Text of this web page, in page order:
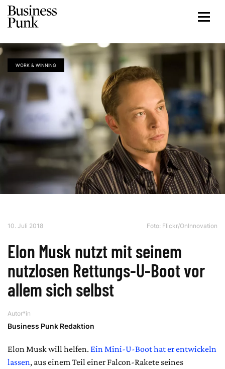
WORK & WINNING
10. Juli 2018 Foto: Flickr/OnInnovation
Elon Musk nutzt mit seinem
nutzlosen Rettungs-U-Boot vor
allem sich selbst
Autor*in
Business Punk Redaktion
Elon Musk will helfen. Ein Mini-U-Boot hat er entwickeln
lassen, aus einem Teil einer Falcon-Rakete seines